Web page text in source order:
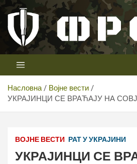
Скип
цонтент
Телевизија
Први војни канал у Србији
Насловна
Војне вести
УКРАЈИНЦИ СЕ ВРАЋАЈУ НА
ВОЈНЕ ВЕСТИ РАТ У УКРАЈИНИ
УКРАЈИНЦИ СЕ